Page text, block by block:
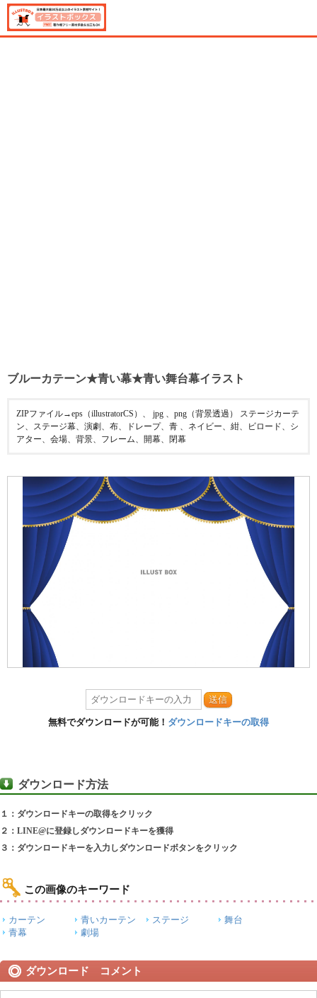
ブルーカテーン★青い幕★青い舞台幕イラスト
ZIPファイル→eps（illustratorCS）、 jpg 、png（背景透過） ステージカーテ
ン、ステージ幕、演劇、布、ドレープ、青 、ネイビー、紺、ビロード、シ
アター、会場、背景、フレーム、開幕、閉幕
送信
無料でダウンロードが可能！ ダウンロードキーの取得
ダウンロード方法
１：ダウンロードキーの取得をクリック
２：LINE@に登録しダウンロードキーを獲得
３：ダウンロードキーを入力しダウンロードボタンをクリック
この画像のキーワード
カーテン 青いカーテン ステージ
舞台
青幕
劇場
ダウンロード コメント